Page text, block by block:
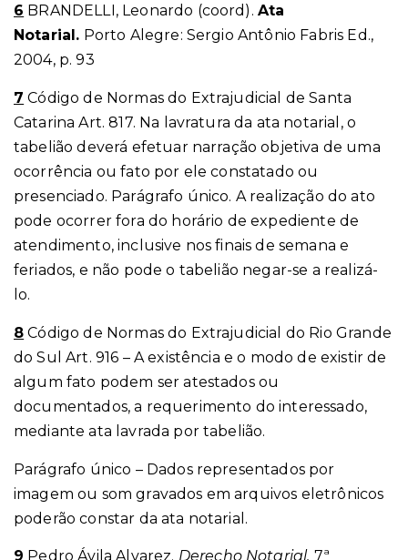
6 BRANDELLI, Leonardo (coord). Ata
Notarial. Porto Alegre: Sergio Antônio Fabris Ed.,
2004, p. 93
7 Código de Normas do Extrajudicial de Santa
Catarina Art. 817. Na lavratura da ata notarial, o
tabelião deverá efetuar narração objetiva de uma
ocorrência ou fato por ele constatado ou
presenciado. Parágrafo único. A realização do ato
pode ocorrer fora do horário de expediente de
atendimento, inclusive nos finais de semana e
feriados, e não pode o tabelião negar-se a realizá-
lo.
8 Código de Normas do Extrajudicial do Rio Grande
do Sul Art. 916 – A existência e o modo de existir de
algum fato podem ser atestados ou
documentados, a requerimento do interessado,
mediante ata lavrada por tabelião.
Parágrafo único – Dados representados por
imagem ou som gravados em arquivos eletrônicos
poderão constar da ata notarial.
9 Pedro Ávila Alvarez. Derecho Notarial. 7ª